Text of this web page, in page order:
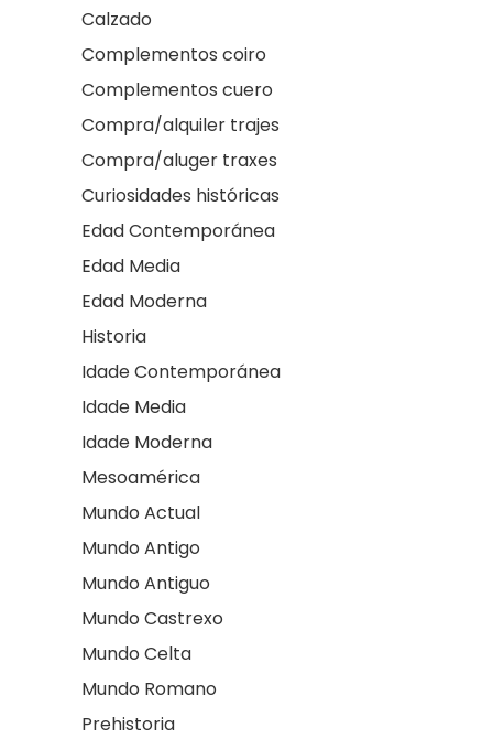
Calzado
Complementos coiro
Complementos cuero
Compra/alquiler trajes
Compra/aluger traxes
Curiosidades históricas
Edad Contemporánea
Edad Media
Edad Moderna
Historia
Idade Contemporánea
Idade Media
Idade Moderna
Mesoamérica
Mundo Actual
Mundo Antigo
Mundo Antiguo
Mundo Castrexo
Mundo Celta
Mundo Romano
Prehistoria